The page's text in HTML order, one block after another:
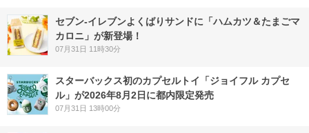
セブン‐イレブンよくばりサンドに「ハムカツ＆たまごマ
カロニ」が新登場！
07月31日 11時30分
スターバックス初のカプセルトイ「ジョイフル カプセ
ル」が2026年8月2日に都内限定発売
07月31日 13時00分